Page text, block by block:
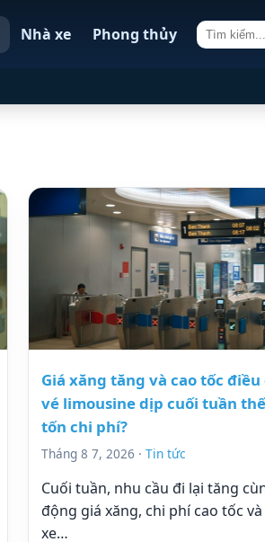
Nhà xe Phong thủy
Giá xăng tăng và cao tốc
vé limousine dịp cuối tuần
tốn chi phí?
Tháng 8 7, 2026 · Tin tức
Cuối tuần, nhu cầu đi lại tăng
động giá xăng, chi phí cao tốc
xe…